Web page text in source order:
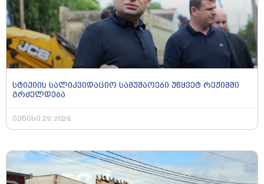
სტიქიის სალიკვიდაციო სამუშაოები უწყვეტ რეჟიმში
გრძელდება
ივნისი 29, 2026